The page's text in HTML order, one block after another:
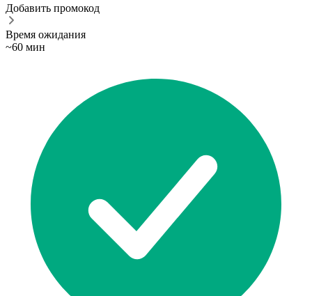
Добавить промокод
Время ожидания
~60 мин